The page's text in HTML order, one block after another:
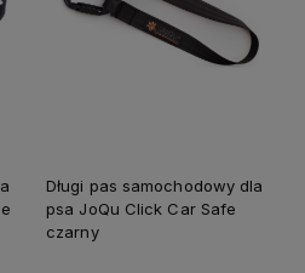
Długi pas samochodowy dla
psa JoQu Click Car Safe
czarny